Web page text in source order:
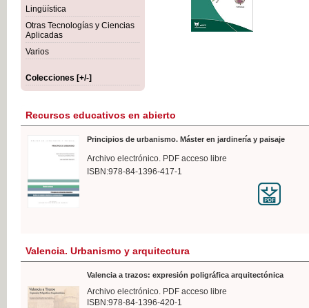
Lingüística
Otras Tecnologías y Ciencias
Aplicadas
Varios
Colecciones [+/-]
Recursos educativos en abierto
Principios de urbanismo. Máster en jardinería y paisaje
Archivo electrónico. PDF acceso libre
ISBN:978-84-1396-417-1
Valencia. Urbanismo y arquitectura
Valencia a trazos: expresión poligráfica arquitectónica
Archivo electrónico. PDF acceso libre
ISBN:978-84-1396-420-1